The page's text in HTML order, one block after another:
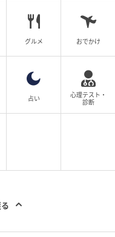
甘いものから総菜系
グルメ おでかけ
占い
心理テスト・
診断